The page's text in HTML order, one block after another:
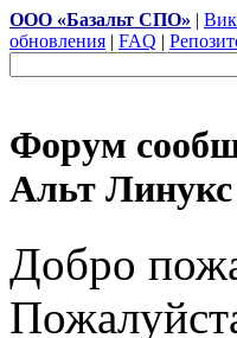
ООО «Базальт СПО» |
обновления | FAQ |
Форум
Альт Линукс
Добро